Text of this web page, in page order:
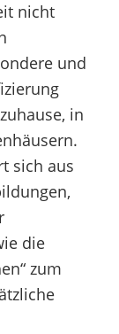
nicht
und
in
sich aus
die
zum